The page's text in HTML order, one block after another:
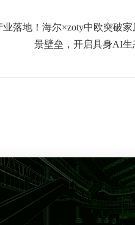
落地！海尔×zoty中欧突破家
景壁垒，开启具身AI生